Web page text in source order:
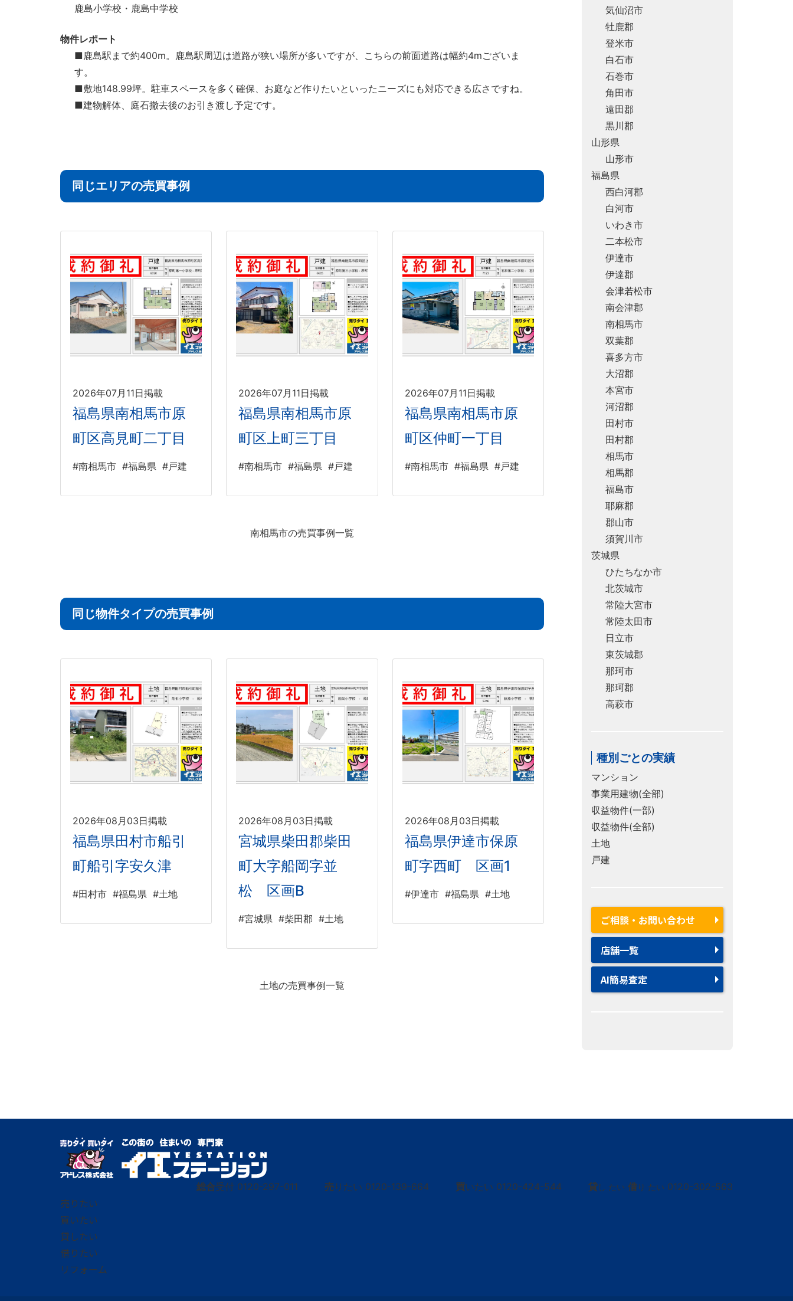
鹿島小学校・鹿島中学校
物件レポート
■鹿島駅まで約400m。鹿島駅周辺は道路が狭い場所が多いですが、こちらの前面道路は幅約4mございま
す。
■敷地148.99坪。駐車スペースを多く確保、お庭など作りたいといったニーズにも対応できる広さですね。
■建物解体、庭石撤去後のお引き渡し予定です。
同じエリアの売買事例
2026年07月11日掲載
福島県南相馬市原
町区高見町二丁目
#南相馬市 #福島県 #戸建
2026年07月11日掲載
福島県南相馬市原
町区上町三丁目
#南相馬市 #福島県 #戸建
2026年07月11日掲載
福島県南相馬市原
町区仲町一丁目
#南相馬市 #福島県 #戸建
南相馬市の売買事例一覧
同じ物件タイプの売買事例
2026年08月03日掲載
福島県田村市船引
町船引字安久津
#田村市 #福島県 #土地
2026年08月03日掲載
宮城県柴田郡柴田
町大字船岡字並
松 区画B
#宮城県 #柴田郡 #土地
2026年08月03日掲載
福島県伊達市保原
町字西町 区画1
#伊達市 #福島県 #土地
土地の売買事例一覧
気仙沼市
牡鹿郡
登米市
白石市
石巻市
角田市
遠田郡
黒川郡
山形県
山形市
福島県
西白河郡
白河市
いわき市
二本松市
伊達市
伊達郡
会津若松市
南会津郡
南相馬市
双葉郡
喜多方市
大沼郡
本宮市
河沼郡
田村市
田村郡
相馬市
相馬郡
福島市
耶麻郡
郡山市
須賀川市
茨城県
ひたちなか市
北茨城市
常陸大宮市
常陸太田市
日立市
東茨城郡
那珂市
那珂郡
高萩市
種別ごとの実績
マンション
事業用建物(全部)
収益物件(一部)
収益物件(全部)
土地
戸建
ご相談・お問い合わせ
店舗一覧
AI簡易査定
総合受付 0120-297-011 売りたい 0120-139-664 買いたい 0120-424-544 貸し たい 借り たい 0120-302-563
売りたい
買いたい
貸したい
借りたい
リフォーム